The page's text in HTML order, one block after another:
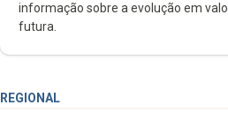
informação sobre a evolução em
futura.
REGIONAL